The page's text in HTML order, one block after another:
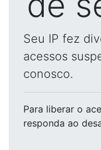
Seu IP fez
acessos
conosco.
Para liberar o
responda ao